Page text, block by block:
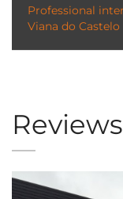
Professional
Viana do Castelo
Reviews